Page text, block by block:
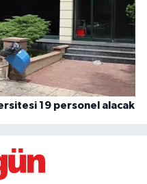
19 personel alacak